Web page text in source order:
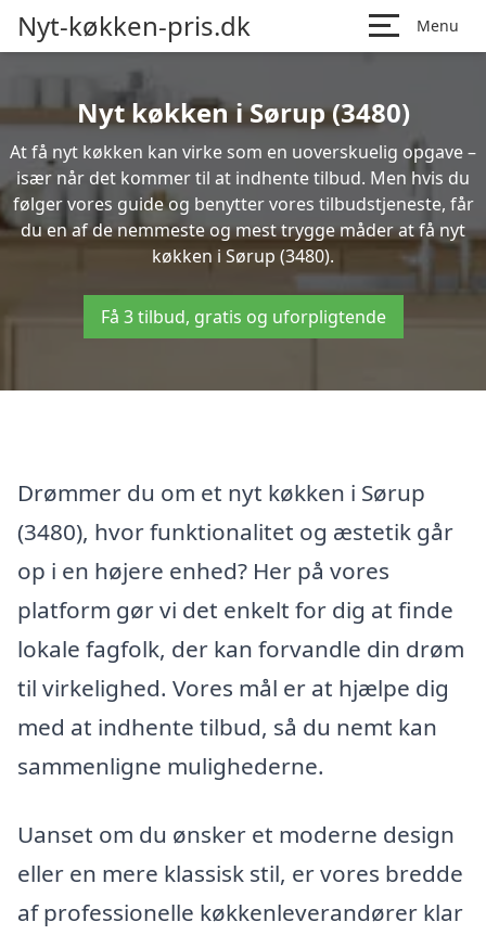
Nyt-køkken-pris.dk Menu
Nyt køkken i Sørup (3480)
At få nyt køkken kan virke som en uoverskuelig opgave –
især når det kommer til at indhente tilbud. Men hvis du
følger vores guide og benytter vores tilbudstjeneste, får
du en af de nemmeste og mest trygge måder at få nyt
køkken i Sørup (3480).
Få 3 tilbud, gratis og uforpligtende
Drømmer du om et nyt køkken i Sørup
(3480), hvor funktionalitet og æstetik går
op i en højere enhed? Her på vores
platform gør vi det enkelt for dig at finde
lokale fagfolk, der kan forvandle din drøm
til virkelighed. Vores mål er at hjælpe dig
med at indhente tilbud, så du nemt kan
sammenligne mulighederne.
Uanset om du ønsker et moderne design
eller en mere klassisk stil, er vores bredde
af professionelle køkkenleverandører klar